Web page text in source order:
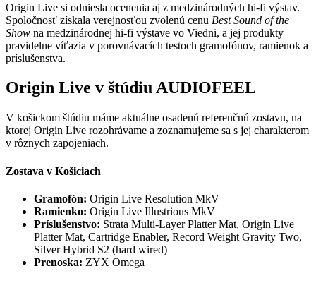
Origin Live si odniesla ocenenia aj z medzinárodných hi-fi výstav.
Spoločnosť získala verejnosťou zvolenú cenu Best Sound of the
Show na medzinárodnej hi-fi výstave vo Viedni, a jej produkty
pravidelne víťazia v porovnávacích testoch gramofónov, ramienok a
príslušenstva.
Origin Live v štúdiu AUDIOFEEL
V košickom štúdiu máme aktuálne osadenú referenčnú zostavu, na
ktorej Origin Live rozohrávame a zoznamujeme sa s jej charakterom
v rôznych zapojeniach.
Zostava v Košiciach
Gramofón: Origin Live Resolution MkV
Ramienko: Origin Live Illustrious MkV
Príslušenstvo: Strata Multi-Layer Platter Mat, Origin Live
Platter Mat, Cartridge Enabler, Record Weight Gravity Two,
Silver Hybrid S2 (hard wired)
Prenoska: ZYX Omega